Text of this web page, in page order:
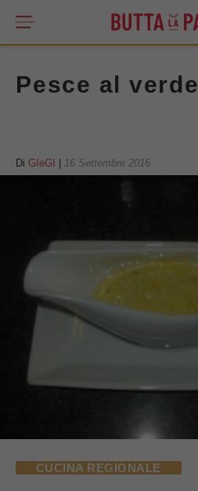
Pesce al verde
Di GIeGI 16 Settembre 2016
CUCINA REGIONALE